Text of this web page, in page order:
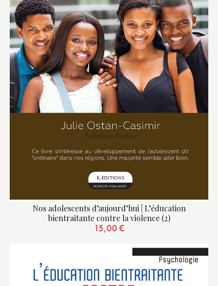
Nos adolescents d’aujourd’hui | L’éducation
bientraitante contre la violence (2)
15,00 €